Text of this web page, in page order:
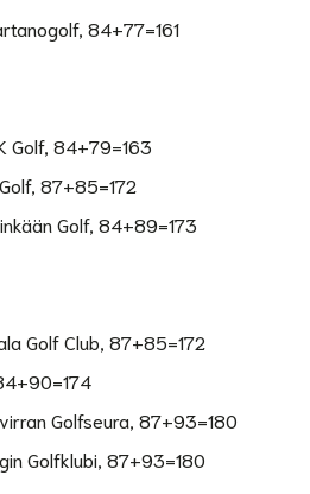
84+77=161
Golf, 84+79=163
87+85=172
Golf, 84+89=173
Golf Club, 87+85=172
Golfseura, 87+93=180
Golfklubi, 87+93=180